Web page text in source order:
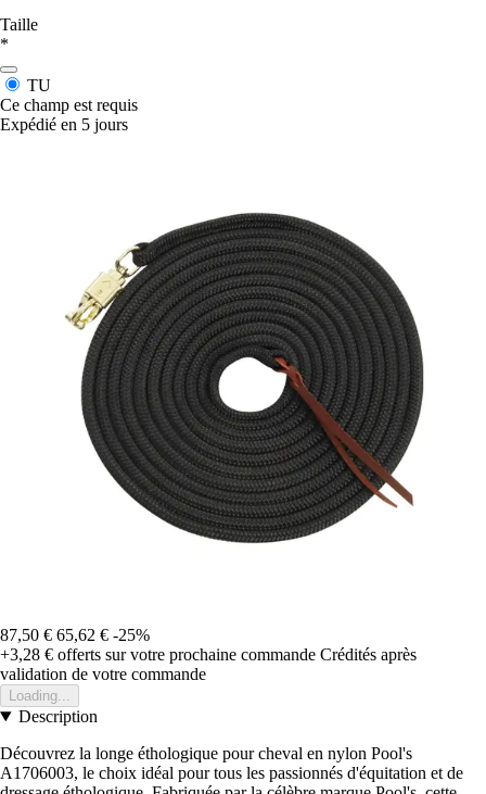
Taille
*
TU
Ce champ est requis
Expédié en 5 jours
87,50 € 65,62 € -25%
+3,28 € offerts sur votre prochaine commande Crédités après
validation de votre commande
Loading...
Description
Découvrez la longe éthologique pour cheval en nylon Pool's
A1706003, le choix idéal pour tous les passionnés d'équitation et de